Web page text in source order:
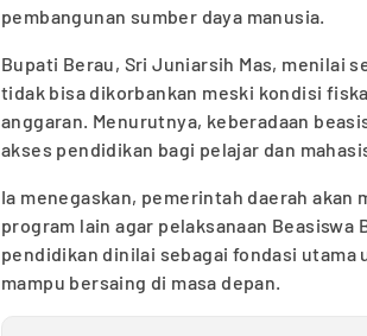
pembangunan sumber daya manusia.
Bupati Berau, Sri Juniarsih Mas, menilai
tidak bisa dikorbankan meski kondisi
anggaran. Menurutnya, keberadaan
akses pendidikan bagi pelajar dan
Ia menegaskan, pemerintah daerah akan
program lain agar pelaksanaan
pendidikan dinilai sebagai fondasi utama
mampu bersaing di masa depan.